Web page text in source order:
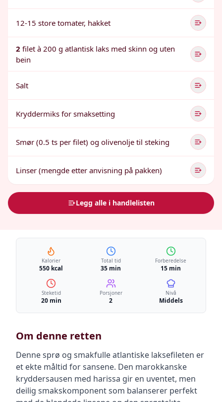
12-15 store tomater, hakket
2 filet à 200 g atlantisk laks med skinn og uten
bein
Salt
Kryddermiks for smaksetting
Smør (0.5 ts per filet) og olivenolje til steking
Linser (mengde etter anvisning på pakken)
Legg alle i handlelisten
Kalorier
550 kcal
Total tid
35 min
Forberedelse
15 min
Steketid
20 min
Porsjoner
2
Nivå
Middels
Om denne retten
Denne sprø og smakfulle atlantiske laksefileten er
et ekte måltid for sansene. Den marokkanske
kryddersausen med harissa gir en uventet, men
deilig smakskomponent som balanserer perfekt